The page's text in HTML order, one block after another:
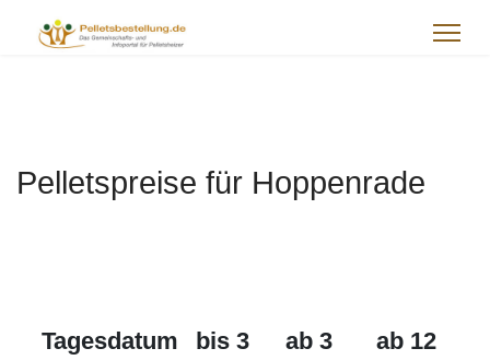
Pelletspreise für Hoppenrade
Tagesdatum
bis 3
ab 3
ab 12